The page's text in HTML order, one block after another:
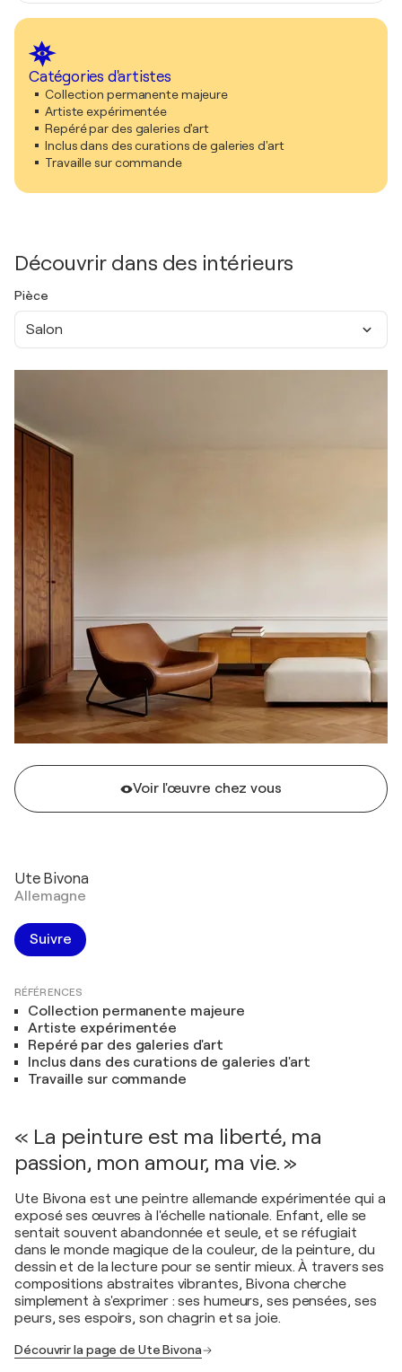
Catégories d'artistes
Collection permanente majeure
Artiste expérimentée
Repéré par des galeries d'art
Inclus dans des curations de galeries d'art
Travaille sur commande
Découvrir dans des intérieurs
Pièce
Salon
Voir l'œuvre chez vous
Ute Bivona
Allemagne
Suivre
RÉFÉRENCES
Collection permanente majeure
Artiste expérimentée
Repéré par des galeries d'art
Inclus dans des curations de galeries d'art
Travaille sur commande
« La peinture est ma liberté, ma
passion, mon amour, ma vie. »
Ute Bivona est une peintre allemande expérimentée qui a
exposé ses œuvres à l'échelle nationale. Enfant, elle se
sentait souvent abandonnée et seule, et se réfugiait
dans le monde magique de la couleur, de la peinture, du
dessin et de la lecture pour se sentir mieux. À travers ses
compositions abstraites vibrantes, Bivona cherche
simplement à s'exprimer : ses humeurs, ses pensées, ses
peurs, ses espoirs, son chagrin et sa joie.
Découvrir la page de Ute Bivona